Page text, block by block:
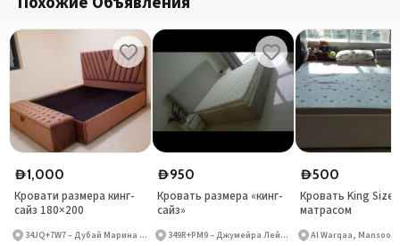
D1,000
Кровати размера кинг-
сайз 180×200
34JQ+7W7 – Дубай Марина – Дубай – Объединённые Арабские Эмираты
D950
Кровать размера «кинг-
сайз»
349R+PM9 – Джумейра Лейк Тауэрс – Дубай – Объединённые Арабские Эмираты
D500
Кровать King Size
матрасом